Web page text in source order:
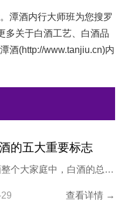
潭酒内行大师班为您搜罗
多关于白酒工艺、白酒品
酒(http://www.tanjiu.cn)内
的五大重要标志
个大家庭中，白酒的总量
国酒业协会主办的“2017上
查看详情 →